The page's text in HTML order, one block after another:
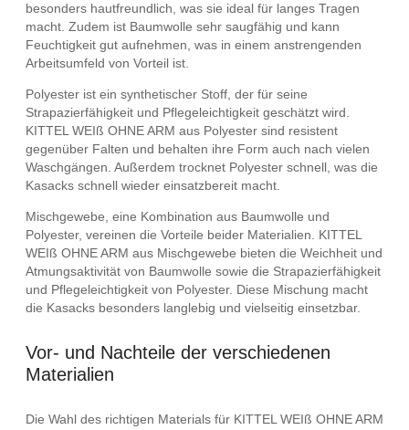
besonders hautfreundlich, was sie ideal für langes Tragen
macht. Zudem ist Baumwolle sehr saugfähig und kann
Feuchtigkeit gut aufnehmen, was in einem anstrengenden
Arbeitsumfeld von Vorteil ist.
Polyester ist ein synthetischer Stoff, der für seine
Strapazierfähigkeit und Pflegeleichtigkeit geschätzt wird.
KITTEL WEIß OHNE ARM aus Polyester sind resistent
gegenüber Falten und behalten ihre Form auch nach vielen
Waschgängen. Außerdem trocknet Polyester schnell, was die
Kasacks schnell wieder einsatzbereit macht.
Mischgewebe, eine Kombination aus Baumwolle und
Polyester, vereinen die Vorteile beider Materialien. KITTEL
WEIß OHNE ARM aus Mischgewebe bieten die Weichheit und
Atmungsaktivität von Baumwolle sowie die Strapazierfähigkeit
und Pflegeleichtigkeit von Polyester. Diese Mischung macht
die Kasacks besonders langlebig und vielseitig einsetzbar.
Vor- und Nachteile der verschiedenen
Materialien
Die Wahl des richtigen Materials für KITTEL WEIß OHNE ARM